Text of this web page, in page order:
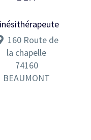
160 Route de
la chapelle
74160
BEAUMONT